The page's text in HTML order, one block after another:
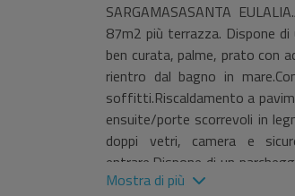
SARGAMASASANTA
87m2 più terrazza. Dispone
ben curata, palme, prato con
rientro dal bagno in
soffitti.Riscaldamento a
ensuite/porte scorrevoli in
doppi vetri, camera e
entrare.Dispone di un
2.000 € all'anno.Tutte le
Mostra di più